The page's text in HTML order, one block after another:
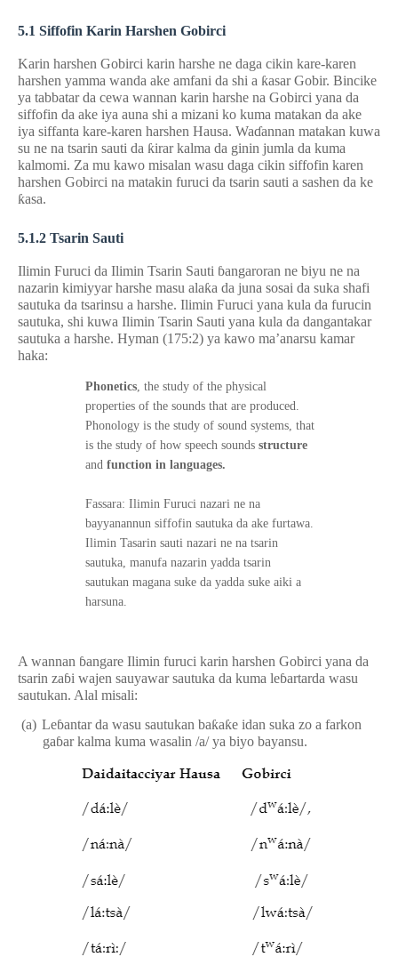
5.1 Siffofin Karin Harshen Gobirci
Karin harshen Gobirci karin harshe ne daga cikin kare-karen
harshen yamma wanda ake amfani da shi a ƙasar Gobir. Bincike
ya tabbatar da cewa wannan karin harshe na Gobirci yana da
siffofin da ake iya auna shi a mizani ko kuma matakan da ake
iya siffanta kare-karen harshen Hausa. Waɗannan matakan kuwa
su ne na tsarin sauti da ƙirar kalma da ginin jumla da kuma
kalmomi. Za mu kawo misalan wasu daga cikin siffofin karen
harshen Gobirci na matakin furuci da tsarin sauti a sashen da ke
ƙasa.
5.1.2 Tsarin Sauti
Ilimin Furuci da Ilimin Tsarin Sauti ɓangaroran ne biyu ne na
nazarin kimiyyar harshe masu alaƙa da juna sosai da suka shafi
sautuka da tsarinsu a harshe. Ilimin Furuci yana kula da furucin
sautuka, shi kuwa Ilimin Tsarin Sauti yana kula da dangantakar
sautuka a harshe. Hyman (175:2) ya kawo ma’anarsu kamar
haka:
Phonetics, the study of the physical
properties of the sounds that are produced.
Phonology is the study of sound systems, that
is the study of how speech sounds structure
and function in languages.
Fassara: Ilimin Furuci nazari ne na
bayyanannun siffofin sautuka da ake furtawa.
Ilimin Tasarin sauti nazari ne na tsarin
sautuka, manufa nazarin yadda tsarin
sautukan magana suke da yadda suke aiki a
harsuna.
A wannan ɓangare Ilimin furuci karin harshen Gobirci yana da
tsarin zaɓi wajen sauyawar sautuka da kuma leɓartarda wasu
sautukan. Alal misali:
(a) Leɓantar da wasu sautukan baƙaƙe idan suka zo a farkon
gaɓar kalma kuma wasalin /a/ ya biyo bayansu.